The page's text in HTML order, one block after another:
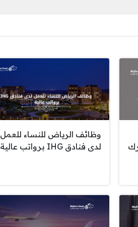
وظائف الرياض للنساء للعمل
لدى فنادق IHG برواتب عالية